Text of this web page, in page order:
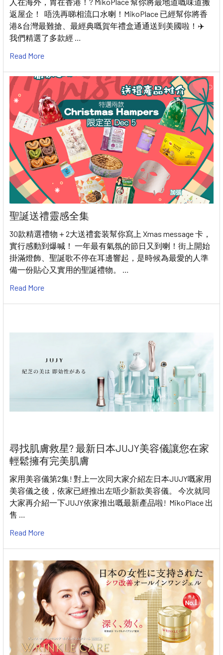
返屋企！ 唔洗再睇相流口水喇！MikoPlace 已經幫你將香
港&台灣最難搶、最經典嘅賀年禮盒通通送到美國啦！✈️
我們精選了多款經 …
Read More
聖誕送禮靈感全集
30款精選禮物＋2大送禮套装幫你寫上 Xmas message 卡，
實行感動到爆喊！ 一年最有氣氛的節日又到喇！街上開始
掛滿燈飾、聖誕歌不停在耳邊響起，是時候為最愛的人準
備一份貼心又實用的聖誕禮物。 …
Read More
尋找肌膚救星? 最新日本JUJY美容儀讓您在家
輕鬆擁有完美肌膚
家用美容儀第2集! 對上一次同大家介紹左日本JUJY嘅家用
美容儀之後，依家已經推出左唔少新款美容儀。 今次就同
大家再介紹一下JUJY依家推出嘅最新產品啦! MikoPlace 出
售 …
Read More